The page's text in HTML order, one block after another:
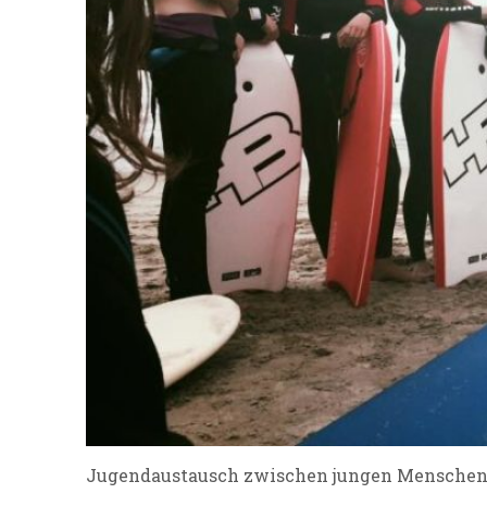
Jugendaustausch zwischen jungen